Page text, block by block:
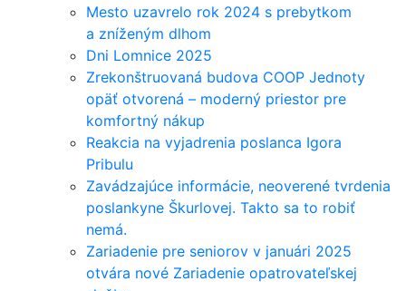
Mesto uzavrelo rok 2024 s prebytkom
a zníženým dlhom
Dni Lomnice 2025
Zrekonštruovaná budova COOP Jednoty
opäť otvorená – moderný priestor pre
komfortný nákup
Reakcia na vyjadrenia poslanca Igora
Pribulu
Zavádzajúce informácie, neoverené tvrdenia
poslankyne Škurlovej. Takto sa to robiť
nemá.
Zariadenie pre seniorov v januári 2025
otvára nové Zariadenie opatrovateľskej